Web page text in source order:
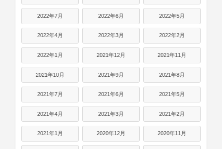
2022年7月 2022年6月 2022年5月
2022年4月 2022年3月 2022年2月
2022年1月 2021年12月 2021年11月
2021年10月 2021年9月 2021年8月
2021年7月 2021年6月 2021年5月
2021年4月 2021年3月 2021年2月
2021年1月 2020年12月 2020年11月